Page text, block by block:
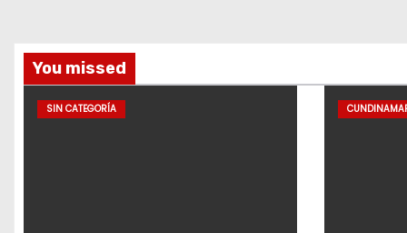
You missed
SIN CATEGORÍA